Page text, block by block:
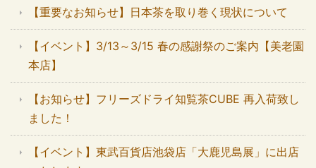
【重要なお知らせ】日本茶を取り巻く現状について
【イベント】3/13～3/15 春の感謝祭のご案内【美老園
本店】
【お知らせ】フリーズドライ知覧茶CUBE 再入荷致し
ました！
【イベント】東武百貨店池袋店「大鹿児島展」に出店